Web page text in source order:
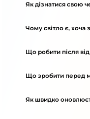
Як дізнатися свою
Чому світло є, хоча
Що робити після
Що зробити перед
Як швидко